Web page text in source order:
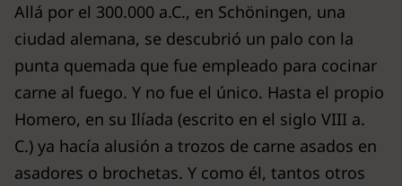
Allá por el 300.000 a.C., en Schöningen, una
ciudad alemana, se descubrió un palo con la
punta quemada que fue empleado para cocinar
carne al fuego. Y no fue el único. Hasta el propio
Homero, en su Ilíada (escrito en el siglo VIII a.
C.) ya hacía alusión a trozos de carne asados en
asadores o brochetas. Y como él, tantos otros